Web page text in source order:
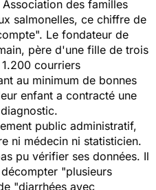
des familles
salmonelles, ce chiffre de
Le fondateur de
père d'une fille de trois
courriers
au minimum de bonnes
enfant a contracté une
public administratif,
ni médecin ni statisticien.
pu vérifier ses données. Il
"plusieurs
"diarrhées avec